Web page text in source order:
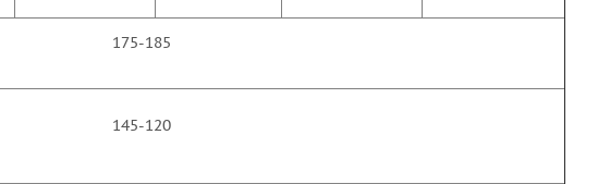
175-185
145-120